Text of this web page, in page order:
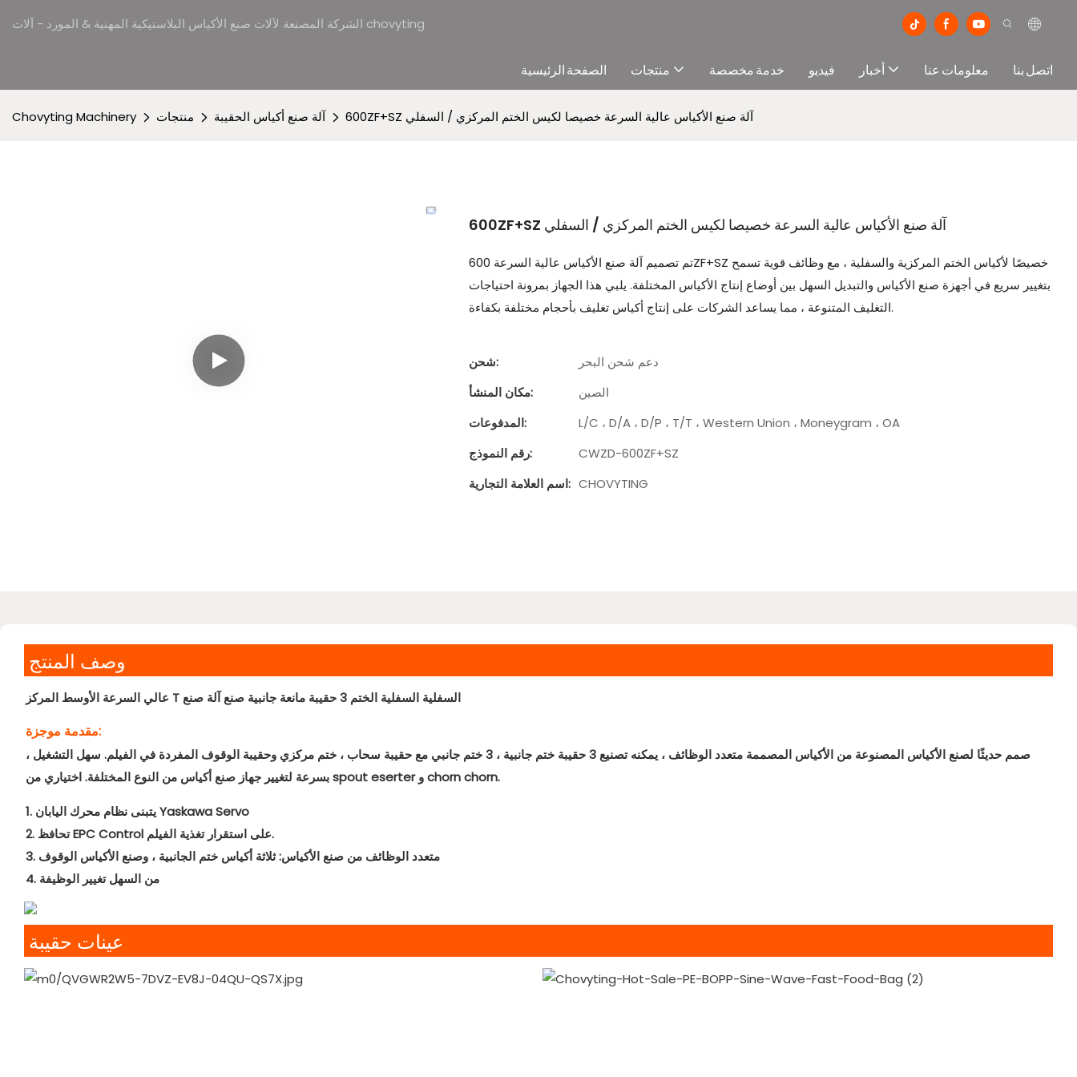
الشركة المصنعة لآلات صنع الأكياس البلاستيكية المهنية & المورد - آلات chovyting
الصفحة الرئيسية منتجات خدمة مخصصة فيديو أخبار معلومات عنا اتصل بنا
Chovyting Machinery منتجات آلة صنع أكياس الحقيبة 600ZF+SZ آلة صنع الأكياس عالية السرعة خصيصا لكيس الختم المركزي / السفلي
600ZF+SZ آلة صنع الأكياس عالية السرعة خصيصا لكيس الختم المركزي / السفلي
تم تصميم آلة صنع الأكياس عالية السرعة 600ZF+SZ خصيصًا لأكياس الختم المركزية والسفلية ، مع وظائف قوية تسمح
بتغيير سريع في أجهزة صنع الأكياس والتبديل السهل بين أوضاع إنتاج الأكياس المختلفة. يلبي هذا الجهاز بمرونة احتياجات
التغليف المتنوعة ، مما يساعد الشركات على إنتاج أكياس تغليف بأحجام مختلفة بكفاءة.
شحن:
دعم شحن البحر
مكان المنشأ:
الصين
المدفوعات:
L/C ، D/A ، D/P ، T/T ، Western Union ، Moneygram ، OA
رقم النموذج:
CWZD-600ZF+SZ
اسم العلامة التجارية: CHOVYTING
وصف المنتج
عالي السرعة الأوسط المركز T السفلية السفلية الختم 3 حقيبة مانعة جانبية صنع آلة صنع
مقدمة موجزة:
صمم حديثًا لصنع الأكياس المصنوعة من الأكياس المصممة متعدد الوظائف ، يمكنه تصنيع 3 حقيبة ختم جانبية ، 3 ختم جانبي مع حقيبة سحاب ، ختم مركزي وحقيبة الوقوف المفردة في الفيلم. سهل التشغيل ،
بسرعة لتغيير جهاز صنع أكياس من النوع المختلفة. اختياري من spout eserter و chorn chorn.
1. يتبنى نظام محرك اليابان Yaskawa Servo
2. تحافظ EPC Control على استقرار تغذية الفيلم.
3. متعدد الوظائف من صنع الأكياس: ثلاثة أكياس ختم الجانبية ، وصنع الأكياس الوقوف
4. من السهل تغيير الوظيفة
عينات حقيبة